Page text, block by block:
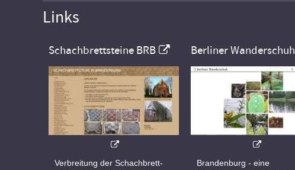
Links
Schachbrettsteine BRB
Verbreitung der Schachbrett-
Berliner Wanderschuh
Brandenburg - eine